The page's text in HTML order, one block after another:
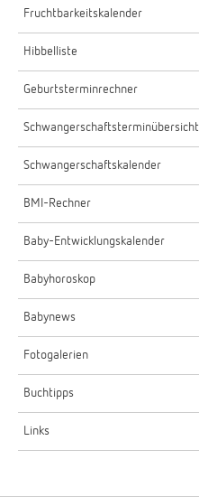
Fruchtbarkeitskalender
Hibbelliste
Geburtsterminrechner
Schwangerschaftsterminübersicht
Schwangerschaftskalender
BMI-Rechner
Baby-Entwicklungskalender
Babyhoroskop
Babynews
Fotogalerien
Buchtipps
Links